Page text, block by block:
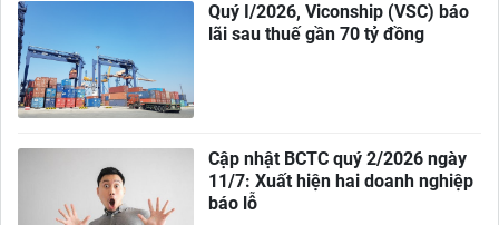
Quý I/2026, Viconship (VSC) báo
lãi sau thuế gần 70 tỷ đồng
Cập nhật BCTC quý 2/2026 ngày
11/7: Xuất hiện hai doanh nghiệp
báo lỗ